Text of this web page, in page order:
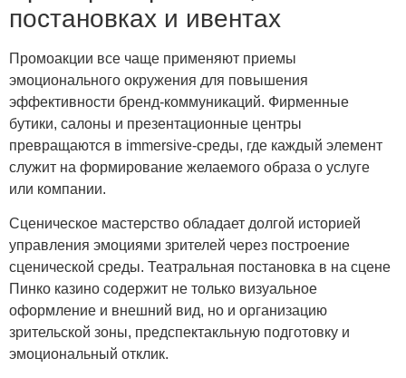
постановках и ивентах
Промоакции все чаще применяют приемы
эмоционального окружения для повышения
эффективности бренд-коммуникаций. Фирменные
бутики, салоны и презентационные центры
превращаются в immersive-среды, где каждый элемент
служит на формирование желаемого образа о услуге
или компании.
Сценическое мастерство обладает долгой историей
управления эмоциями зрителей через построение
сценической среды. Театральная постановка в на сцене
Пинко казино содержит не только визуальное
оформление и внешний вид, но и организацию
зрительской зоны, предспектакльную подготовку и
эмоциональный отклик.